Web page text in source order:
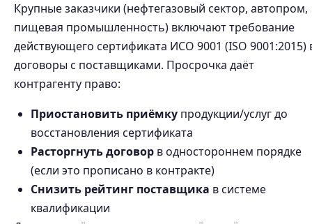
Крупные заказчики (нефтегазовый сектор, автопром,
пищевая промышленность) включают требование
действующего сертификата ИСО 9001 (ISO 9001:2015)
договоры с поставщиками. Просрочка даёт
контрагенту право:
Приостановить приёмку продукции/услуг до
восстановления сертификата
Расторгнуть договор в одностороннем порядке
(если это прописано в контракте)
Снизить рейтинг поставщика в системе
квалификации